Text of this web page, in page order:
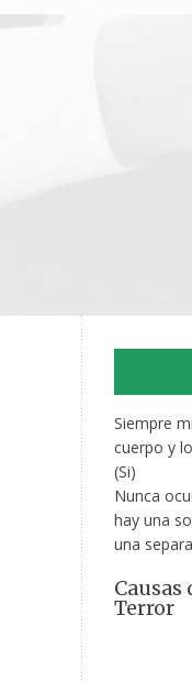
Siempre
cuerpo y
(Si)
Nunca
hay una
una
Causas
Terror